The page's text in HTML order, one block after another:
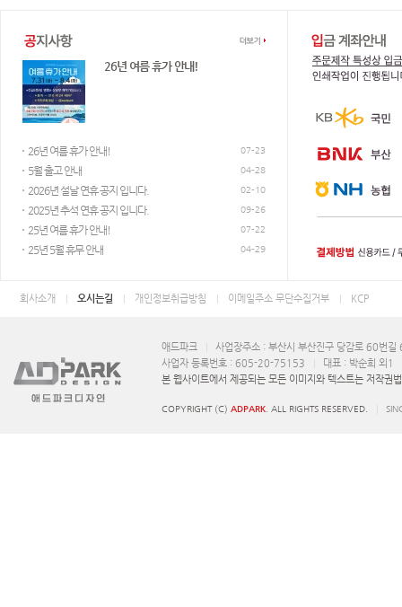
26년 여름 휴가 안내!
26년 여름 휴가 안내! 07-23
5월 출고 안내 04-28
2026년 설날 연휴 공지 입니다. 02-10
2025년 추석 연휴 공지 입니다. 09-26
25년 여름 휴가 안내! 07-22
25년 5월 휴무 안내 04-29
이 가능합니다.
평일 AM 9:30 ~ PM 7:00 / 점심시간 PM 12:00 ~ 1:00
웹하드 및 메신져
회사소개 오시는길 개인정보취급방침 이메일주소 무단수집거부 KCP
애드파크
사업장주소 : 부산시 부산진구 당감로 60번길
사업자 등록번호 : 605-20-75153
대표 : 박순희 외1
본 웹사이트에서 제공되는 모든 이미지와 텍스트는 저작권
COPYRIGHT (C) ADPARK . ALL RIGHTS RESERVED.